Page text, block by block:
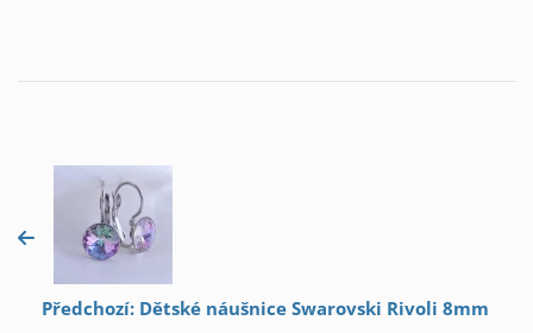
Předchozí: Dětské náušnice Swarovski Rivoli 8mm